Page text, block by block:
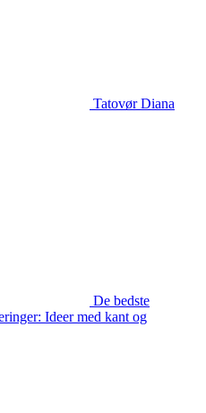
Tatovør Diana
De bedste
Ideer med kant og